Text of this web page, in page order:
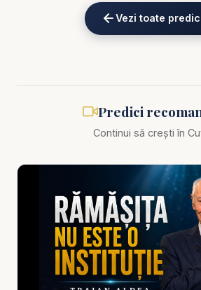
eKV82sp3xNBFw/join
Pastor Traian Aldea - Învinge răul
lăsa biruit de rău! - predici creștine
zgomotos. Însă Dumnezeu ne
diferită — una care nu se poartă
lumi. În această predică inspirată,
Aldea ne conduce spre una dintre
contraculturale porunci din
biruit de rău, ci biruie răul prin bine.”
Vezi toate
Predici
Continui să crești în